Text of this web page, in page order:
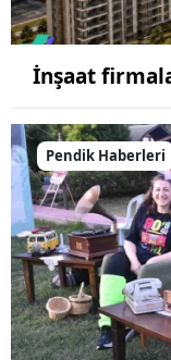
İnşaat
Pendik Haberleri